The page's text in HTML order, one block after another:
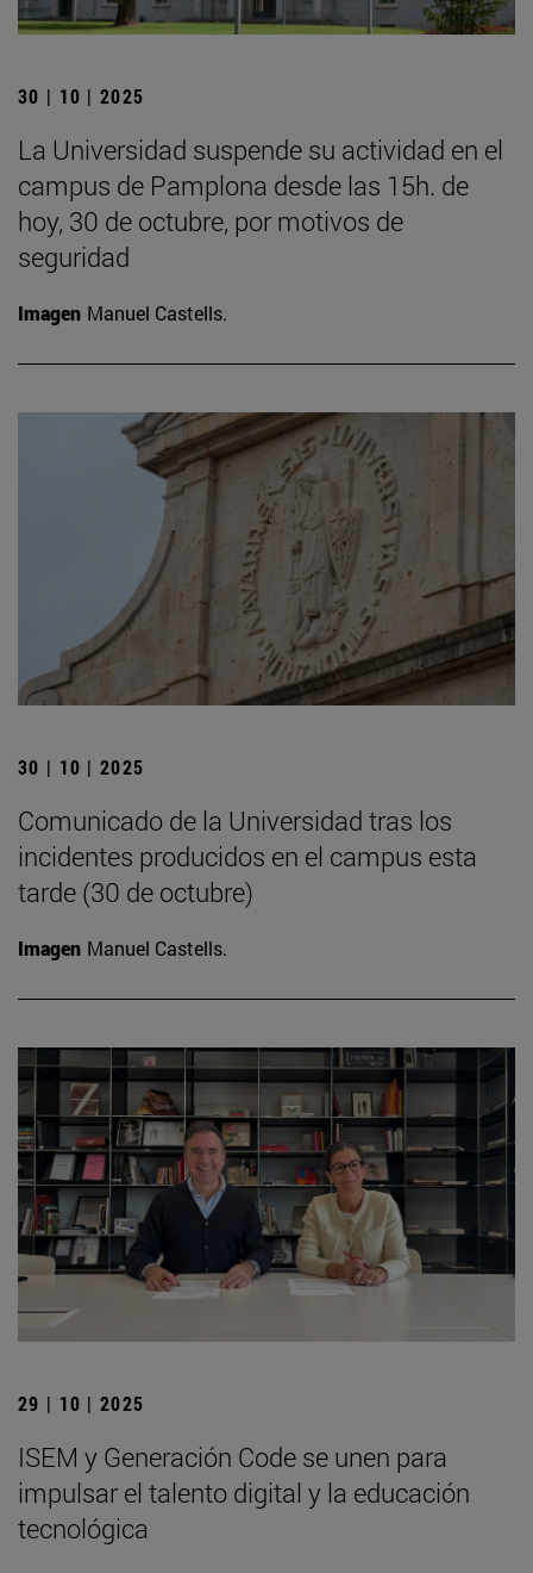
30 | 10 | 2025
La Universidad suspende su actividad en el
campus de Pamplona desde las 15h. de
hoy, 30 de octubre, por motivos de
seguridad
Imagen Manuel Castells.
30 | 10 | 2025
Comunicado de la Universidad tras los
incidentes producidos en el campus esta
tarde (30 de octubre)
Imagen Manuel Castells.
29 | 10 | 2025
ISEM y Generación Code se unen para
impulsar el talento digital y la educación
tecnológica